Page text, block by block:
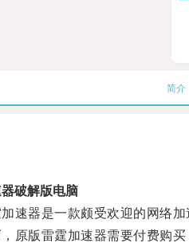
简介
破解版电脑
器是一款颇受欢迎的网络加
版雷霆加速器需要付费购买